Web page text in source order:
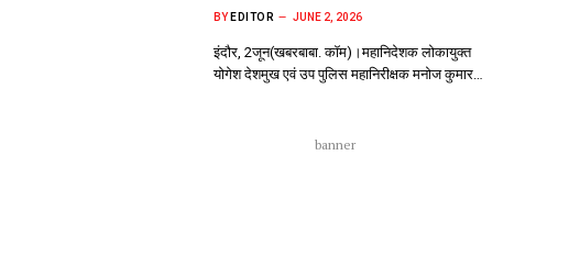
BY EDITOR JUNE 2, 2026
इंदौर, 2जून(खबरबाबा. कॉम)।महानिदेशक लोकायुक्त
योगेश देशमुख एवं उप पुलिस महानिरीक्षक मनोज कुमार…
banner